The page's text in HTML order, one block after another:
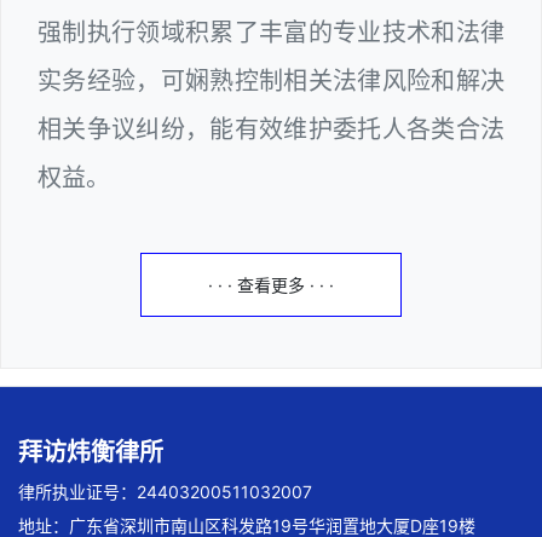
强制执行领域积累了丰富的专业技术和法律
实务经验，可娴熟控制相关法律风险和解决
相关争议纠纷，能有效维护委托人各类合法
权益。
· · · 查看更多 · · ·
拜访炜衡律所
律所执业证号：24403200511032007
地址：广东省深圳市南山区科发路19号华润置地大厦D座19楼